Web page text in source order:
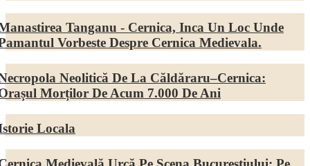
Tanganu - Cernica, Inca Un Loc Unde
Vorbeste Despre Cernica Medievala.
Neolitică De La Căldăraru–Cernica:
Morților De Acum 7.000 De Ani
Locala